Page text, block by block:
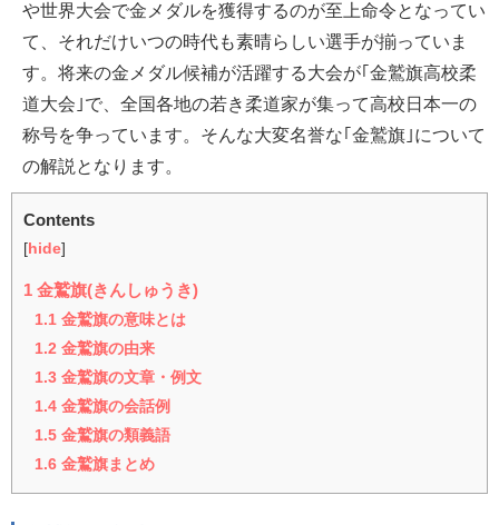
や世界大会で金メダルを獲得するのが至上命令となってい
て、それだけいつの時代も素晴らしい選手が揃っていま
す。将来の金メダル候補が活躍する大会が｢金鷲旗高校柔
道大会｣で、全国各地の若き柔道家が集って高校日本一の
称号を争っています。そんな大変名誉な｢金鷲旗｣について
の解説となります。
Contents
[ hide]
1 金鷲旗(きんしゅうき)
1.1 金鷲旗の意味とは
1.2 金鷲旗の由来
1.3 金鷲旗の文章・例文
1.4 金鷲旗の会話例
1.5 金鷲旗の類義語
1.6 金鷲旗まとめ